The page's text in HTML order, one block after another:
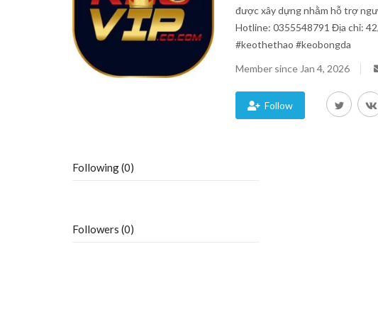
được xây dựng nhằm hỗ trợ
Hotline: 0355548791 Địa chỉ:
#keothethao #keobongda
Member since Jan 4, 2026
Follow
Following (0)
Followers (0)